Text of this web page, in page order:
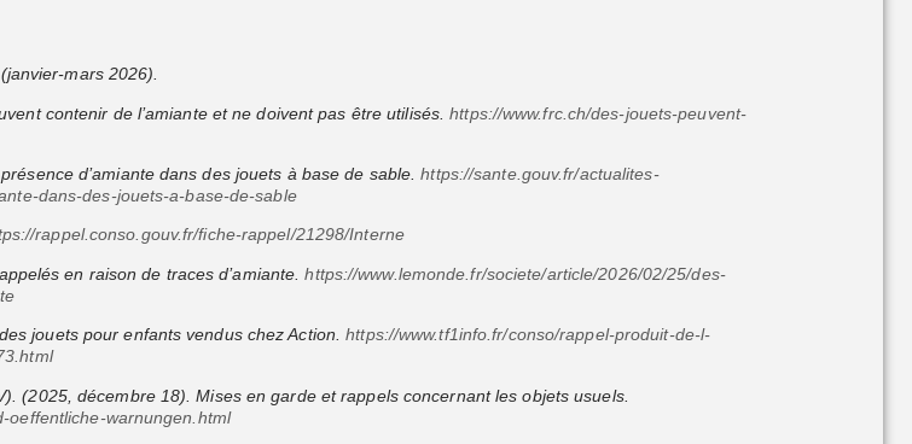
mars 2026).
contenir de l’amiante et ne doivent pas être utilisés.https://www.frc.ch/des-jouets-peuvent-
d’amiante dans des jouets à base de sable.https://sante.gouv.fr/actualites-
dans-des-jouets-a-base-de-sable
rappel.conso.gouv.fr/fiche-rappel/21298/Interne
en raison de traces d’amiante.https://www.lemonde.fr/societe/article/2026/02/25/des-
jouets pour enfants vendus chez Action.https://www.tf1info.fr/conso/rappel-produit-de-l-
(2025, décembre 18). Mises en garde et rappels concernant les objets usuels.
oeffentliche-warnungen.html